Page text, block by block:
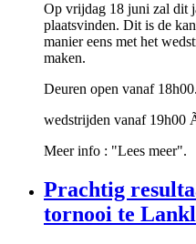
Op vrijdag 18 juni zal dit
plaatsvinden. Dit is de
manier eens met het
maken.
Deuren open vanaf 18h00.
wedstrijden vanaf 19h00
Meer info : "Lees meer".
Prachtig
tornooi te